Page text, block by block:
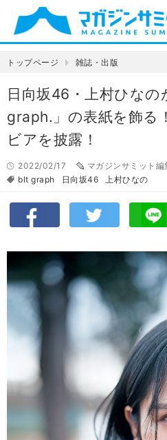
トップページ 雑誌・出版
日向坂46・上村ひなの
graph.」の表紙を飾る
ビアを披露！
2022/02/17
マガジンサミット編
blt graph
日向坂46 上村ひなの